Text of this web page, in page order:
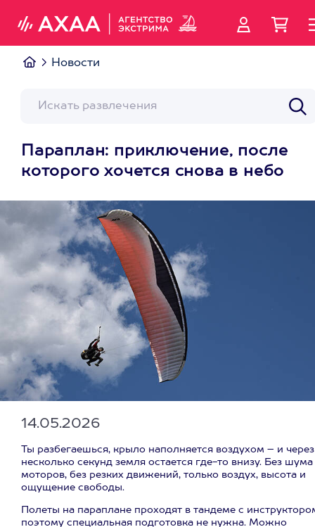
Новости
Параплан: приключение, после
которого хочется снова в небо
14.05.2026
Ты разбегаешься, крыло наполняется воздухом – и через
несколько секунд земля остается где-то внизу. Без шума
моторов, без резких движений, только воздух, высота и
ощущение свободы.
Полеты на параплане проходят в тандеме с
поэтому специальная подготовка не нужна. Можно